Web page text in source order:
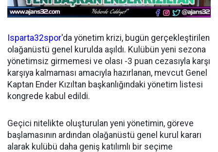
Isparta32spor'da yönetim krizi, bugün gerçekleştirilen
olağanüstü genel kurulda aşıldı. Kulübün yeni sezona
yönetimsiz girmemesi ve olası -3 puan cezasıyla karşı
karşıya kalmaması amacıyla hazırlanan, mevcut Genel
Kaptan Ender Kızıltan başkanlığındaki yönetim listesi
kongrede kabul edildi.
Geçici nitelikte oluşturulan yeni yönetimin, göreve
başlamasının ardından olağanüstü genel kurul kararı
alarak kulübü daha geniş katılımlı bir seçime